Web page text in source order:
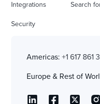
Integrations
Security
Search
Americas: +1 617 861
Europe & Rest of